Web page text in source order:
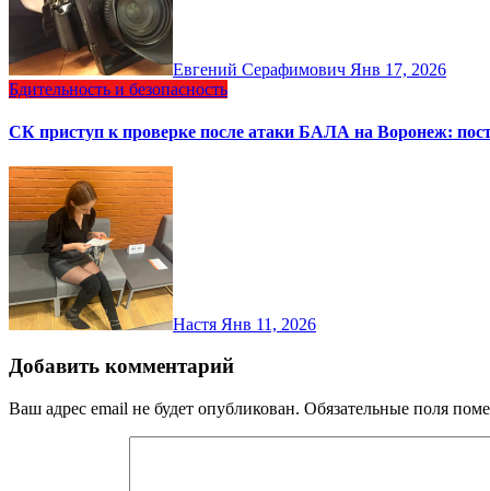
Евгений Серафимович Янв 17, 2026
Бдительность и безопасность
СК приступ к проверке после атаки БАЛА на Воронеж:
Настя Янв 11, 2026
Добавить комментарий
Ваш адрес email не будет опубликован. Обязательные поля